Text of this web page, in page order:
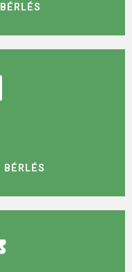
BÉRLÉS